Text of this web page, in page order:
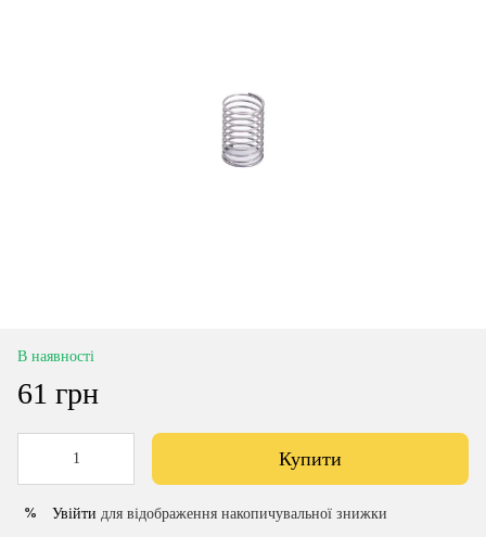
В наявності
61 грн
Купити
% Увійти для відображення накопичувальної знижки